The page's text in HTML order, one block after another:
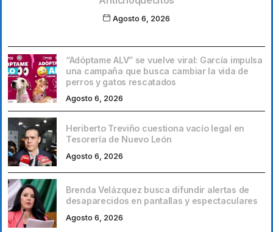
Agosto 6, 2026
“Adóptame ALV” se vuelve viral: García impulsa
una campaña que busca cambiar la vida de
perros y gatos rescatados
Agosto 6, 2026
Heriberto Treviño cuestiona vacío legal en
Tesorería de Nuevo León
Agosto 6, 2026
Brenda Velázquez busca difundir alertas de
desaparecidos en pantallas y espectaculares
Agosto 6, 2026